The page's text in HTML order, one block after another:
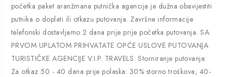
početka paket aranžmana putnička agencija je dužna obavijestiti
putnika o doplati ili otkazu putovanja. Završne informacije
telefonski dostavljamo 2 dana prije prije početka putovanja. SA
PRVOM UPLATOM PRIHVATATE OPĆE USLOVE PUTOVANJA
TURISTIČKE AGENCIJE V.I.P. TRAVELS. Storniranje putovanja:
Za otkaz 50 - 40 dana prije polaska: 30% storno troškova; 40-